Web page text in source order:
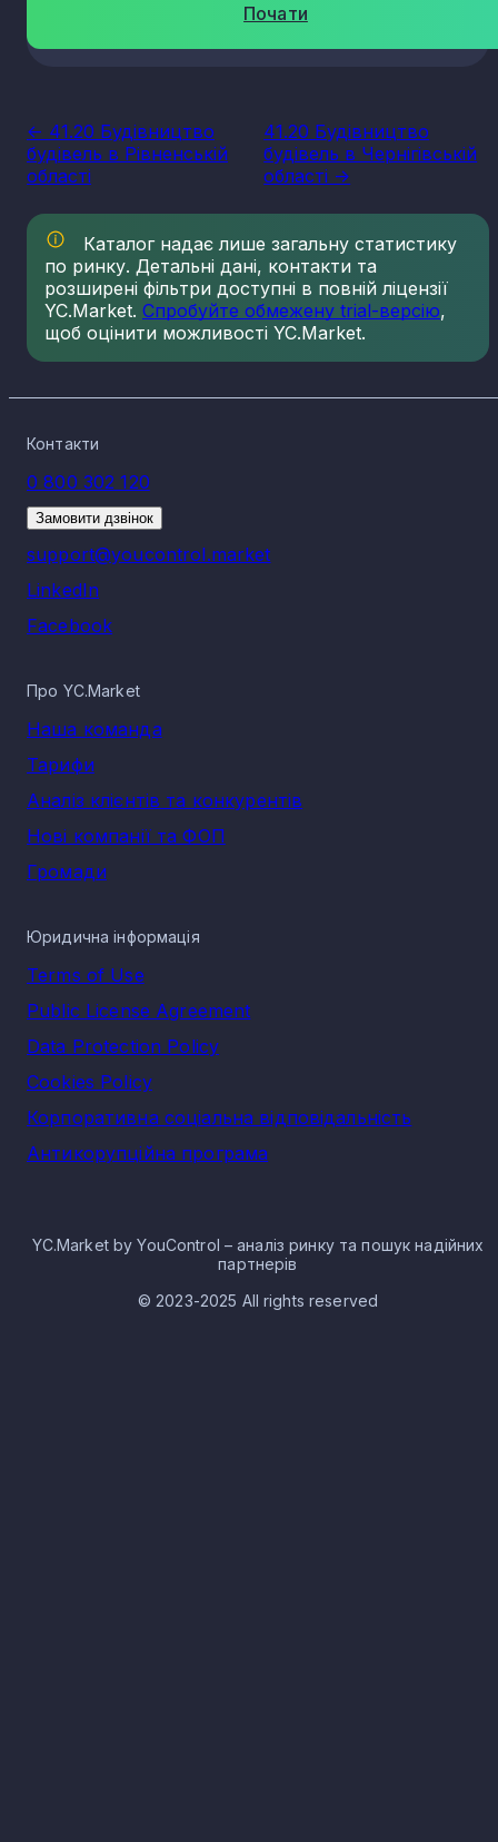
Почати
<- 41.20 Будівництво
будівель в Рівненській
області
41.20 Будівництво
будівель в Чернігівській
області ->
Каталог надає лише загальну статистику
по ринку. Детальні дані, контакти та
розширені фільтри доступні в повній ліцензії
YC.Market. Спробуйте обмежену trial-версію,
щоб оцінити можливості YC.Market.
Контакти
0 800 302 120
Замовити дзвінок
support@youcontrol.market
LinkedIn
Facebook
Про YC.Market
Наша команда
Тарифи
Аналіз клієнтів та конкурентів
Нові компанії та ФОП
Громади
Юридична інформація
Terms of Use
Public License Agreement
Data Protection Policy
Cookies Policy
Корпоративна соціальна відповідальність
Антикорупційна програма
YC.Market by YouControl – аналіз ринку та пошук надійних
партнерів
© 2023-2025 All rights reserved